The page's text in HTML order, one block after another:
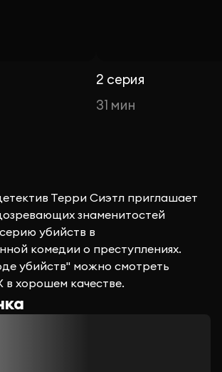
2 серия
31 мин
Терри Сиэтл приглашает
знаменитостей
убийств в
комедии о преступлениях.
убийств" можно смотреть
в хорошем качестве.